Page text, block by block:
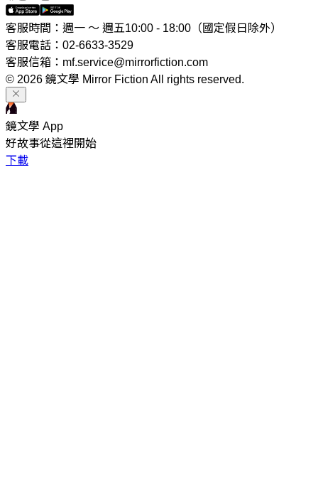
客服時間：週一 ～ 週五10:00 - 18:00（國定假日除外）
客服電話：02-6633-3529
客服信箱：mf.service@mirrorfiction.com
© 2026 鏡文學 Mirror Fiction All rights reserved.
鏡文學 App
好故事從這裡開始
下載